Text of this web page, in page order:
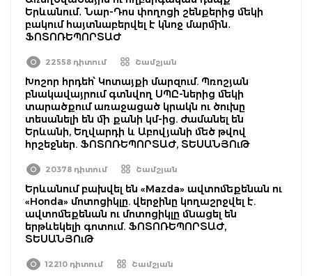
Երևանում․ Նար-Դոս փողոցի շենքերից մեկի
բակում հայտնաբերվել է կնոջ մարմին․
ՖՈՏՈՌԵՊՈՐՏԱԺ
22558 դիտում Շամշյան
Խոշոր հրդեհ՝ Կոտայքի մարզում. Պռոշյան
բնակավայրում գտնվող ՍՊԸ-ներից մեկի
տարածքում առաջացած կրակն ու ծուխը
տեսանելի են մի քանի կմ-ից. ժամանել են
Երևանի, Եղվարդի և Աբովյանի մեծ թվով
հրշեջներ. ՖՈՏՈՌԵՊՈՐՏԱԺ, ՏԵՍԱՆՅՈւԹ
20378 դիտում Շամշյան
Երևանում բախվել են «Mazda» ավտոմեքենան ու
«Honda» մոտոցիկլը. վերջինը կողաշրջվել է.
ավտոմեքենան ու մոտոցիկլը մնացել են
երթևեկելի գոտում. ՖՈՏՈՌԵՊՈՐՏԱԺ,
ՏԵՍԱՆՅՈւԹ
12210 դիտում Շամշյան